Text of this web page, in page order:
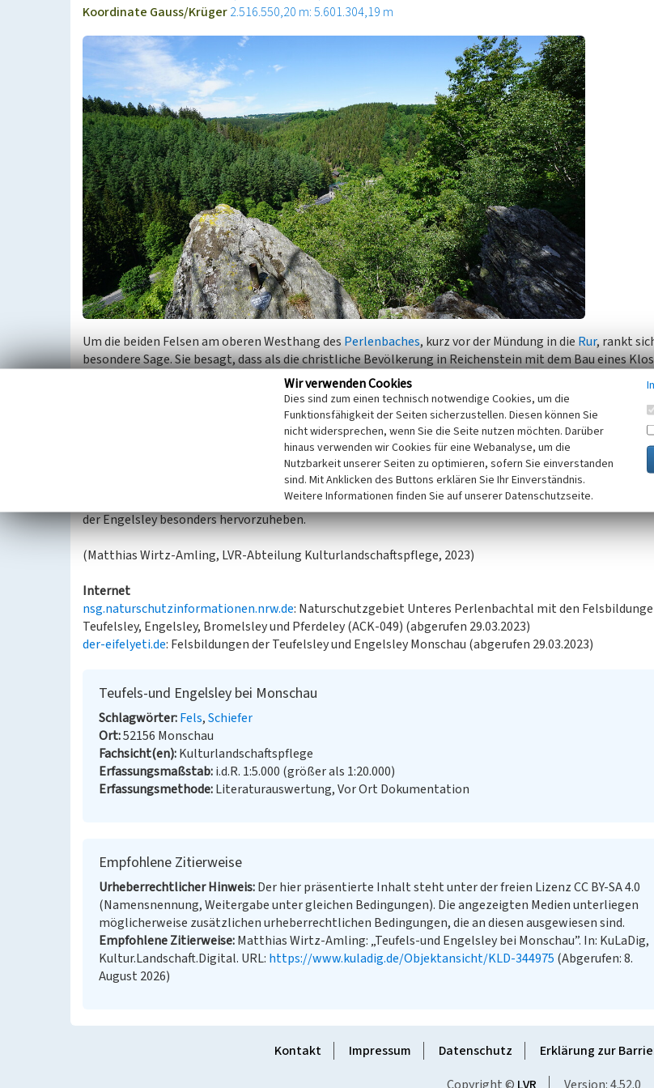
Koordinate Gauss/Krüger2.516.550,20 m: 5.601.304,19 m
Um die beiden Felsen am oberen Westhang des Perlenbaches, kurz vor der Mündung in dieRur, rankt
besondere Sage. Sie besagt, dass als die christliche Bevölkerung in Reichenstein mit dem Bau eines
begann, dies den Teufel erzürnte. Dieser wollte einen Felsbrocken auf die Baustelle fallen lassen, um die
Bauarbeiten zu beenden. Ein Engel besiegte den Teufel jedoch mit einem noch größeren Felsbrocken
Klosterbau konnte ungehindert fortgesetzt werden. Als Relikt des Kampfes zwischen Teufel und Engel
heute noch die beiden Felsen zu sehen, die beide nach dem Kampf fallen ließen.
Der Name Engelsley bzw. Teufelsley leitet sich somit von den beiden Kontrahenten und „Ley“ ab. „Ley“
bedeutet Schieferfelsen, der hier abgebaut wurde. Auf den Felsen hat sich teilweise eine Heidevegetation
entwickelt und aus naturschutzfachlicher Sicht ist das Vorkommen des Prächtigen Borstenfarnes in der
der Engelsley besonders hervorzuheben.
(Matthias Wirtz-Amling, LVR-Abteilung Kulturlandschaftspflege, 2023)
Internet
nsg.naturschutzinformationen.nrw.de: Naturschutzgebiet Unteres Perlenbachtal mit den
Teufelsley, Engelsley, Bromelsley und Pferdeley (ACK-049) (abgerufen 29.03.2023)
der-eifelyeti.de: Felsbildungen der Teufelsley und Engelsley Monschau (abgerufen 29.03.2023)
Teufels-und Engelsley bei Monschau
Schlagwörter Fels Schiefer
Ort 52156 Monschau
Fachsicht(en) Kulturlandschaftspflege
Erfassungsmaßstab i.d.R. 1:5.000 (größer als 1:20.000)
Erfassungsmethode Literaturauswertung, Vor Ort Dokumentation
Empfohlene Zitierweise
Urheberrechtlicher Hinweis Der hier präsentierte Inhalt steht unter der freien Lizenz CC BY-SA 4.0
(Namensnennung, Weitergabe unter gleichen Bedingungen). Die angezeigten Medien unterliegen
möglicherweise zusätzlichen urheberrechtlichen Bedingungen, die an diesen ausgewiesen sind.
Empfohlene Zitierweise Matthias Wirtz-Amling: „Teufels-und Engelsley bei Monschau”. In: KuLaDig,
Kultur.Landschaft.Digital. URL: https://www.kuladig.de/Objektansicht/KLD-344975 (Abgerufen: 8.
August 2026)
Kontakt Impressum Datenschutz Erklärung zur
Wir verwenden Cookies
Dies sind zum einen technisch notwendige Cookies, um die
Funktionsfähigkeit der Seiten sicherzustellen. Diesen können Sie
nicht widersprechen, wenn Sie die Seite nutzen möchten. Darüber
hinaus verwenden wir Cookies für eine Webanalyse, um die
Nutzbarkeit unserer Seiten zu optimieren, sofern Sie einverstanden
sind. Mit Anklicken des Buttons erklären Sie Ihr Einverständnis.
Weitere Informationen finden Sie auf unserer Datenschutzseite.